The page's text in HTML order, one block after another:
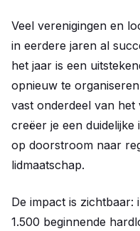
Veel verenigingen en
in eerdere jaren al
het jaar is een
opnieuw te
vast onderdeel van het
creëer je een
op doorstroom naar
lidmaatschap.
De impact is
1.500 beginnende